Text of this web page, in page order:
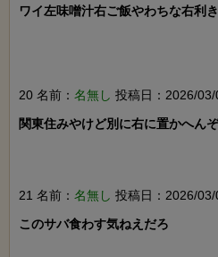
ワイ左味噌汁右ご飯やわちな右利き
20 名前： 名無し 投稿日：2026/
関東住みやけど別に右に置かへんぞ
21 名前： 名無し 投稿日：2026/
このサバ食わす気ねえだろ